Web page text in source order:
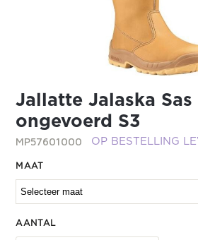
Jallatte Jalaska Sas
ongevoerd S3
MP57601000 OP BESTELLING
MAAT
AANTAL